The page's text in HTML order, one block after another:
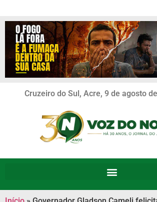
Cruzeiro do Sul, Acre, 9 de agosto